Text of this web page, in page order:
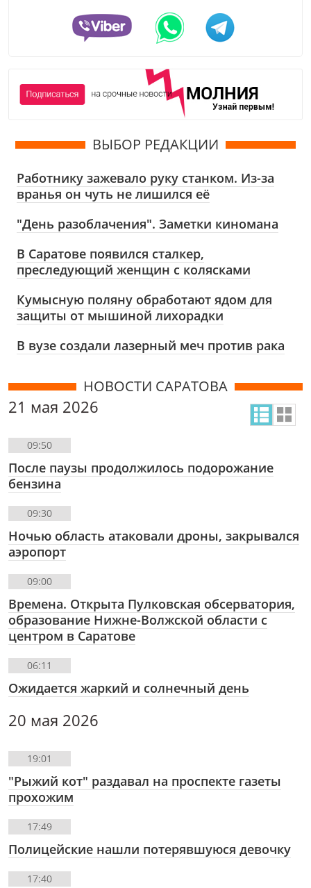
ВЫБОР РЕДАКЦИИ
Работнику зажевало руку станком. Из-за
вранья он чуть не лишился её
"День разоблачения". Заметки киномана
В Саратове появился сталкер,
преследующий женщин с колясками
Кумысную поляну обработают ядом для
защиты от мышиной лихорадки
В вузе создали лазерный меч против рака
НОВОСТИ САРАТОВА
21 мая 2026
09:50
После паузы продолжилось подорожание
бензина
09:30
Ночью область атаковали дроны, закрывался
аэропорт
09:00
Времена. Открыта Пулковская обсерватория,
образование Нижне-Волжской области с
центром в Саратове
06:11
Ожидается жаркий и солнечный день
20 мая 2026
19:01
"Рыжий кот" раздавал на проспекте газеты
прохожим
17:49
Полицейские нашли потерявшуюся девочку
17:40